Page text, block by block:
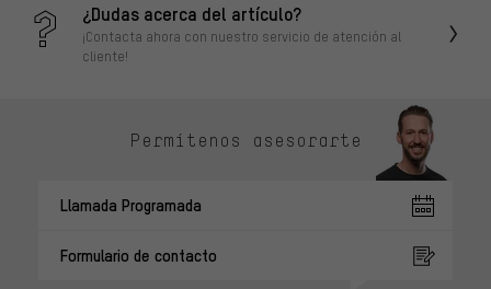
¿Dudas acerca del artículo?
¡Contacta ahora con nuestro servicio de atención al
cliente!
Permítenos asesorarte
Llamada Programada
Formulario de contacto